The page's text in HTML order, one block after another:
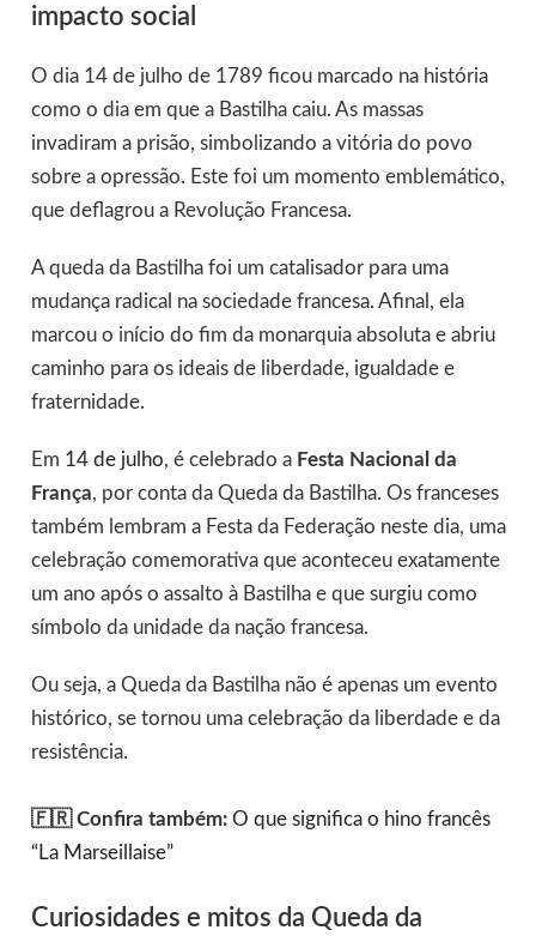
impacto social
O dia 14 de julho de 1789 ficou marcado na história
como o dia em que a Bastilha caiu. As massas
invadiram a prisão, simbolizando a vitória do povo
sobre a opressão. Este foi um momento emblemático,
que deflagrou a Revolução Francesa.
A queda da Bastilha foi um catalisador para uma
mudança radical na sociedade francesa. Afinal, ela
marcou o início do fim da monarquia absoluta e abriu
caminho para os ideais de liberdade, igualdade e
fraternidade.
Em 14 de julho, é celebrado aFesta Nacional da
França, por conta da Queda da Bastilha. Os franceses
também lembram a Festa da Federação neste dia, uma
celebração comemorativa que aconteceu exatamente
um ano após o assalto à Bastilha e que surgiu como
símbolo da unidade da nação francesa.
Ou seja, a Queda da Bastilha não é apenas um evento
histórico, se tornou uma celebração da liberdade e da
resistência.
🇫🇷 Confira também: O que significa o hino francês
“La Marseillaise”
Curiosidades e mitos da Queda da